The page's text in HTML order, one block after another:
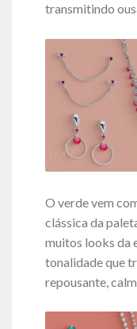
transmitindo
O verde vem
clássica da
muitos looks da
tonalidade que
repousante,